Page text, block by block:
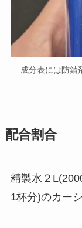
成分表には防錆
配合割合
精製水２
1杯分)のカー